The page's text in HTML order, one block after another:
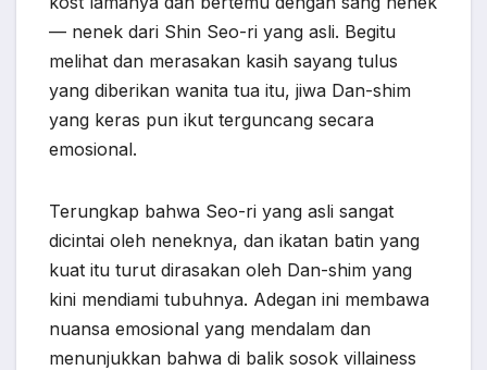
— nenek dari Shin Seo-ri yang asli. Begitu
melihat dan merasakan kasih sayang tulus
yang diberikan wanita tua itu, jiwa Dan-shim
yang keras pun ikut terguncang secara
emosional.
Terungkap bahwa Seo-ri yang asli sangat
dicintai oleh neneknya, dan ikatan batin yang
kuat itu turut dirasakan oleh Dan-shim yang
kini mendiami tubuhnya. Adegan ini membawa
nuansa emosional yang mendalam dan
menunjukkan bahwa di balik sosok villainess